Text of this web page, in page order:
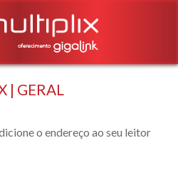
| GERAL
o endereço ao seu leitor